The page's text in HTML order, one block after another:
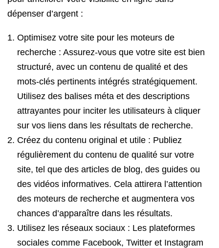
dépenser d’argent :
Optimisez votre site pour les moteurs de
recherche : Assurez-vous que votre site est bien
structuré, avec un contenu de qualité et des
mots-clés pertinents intégrés stratégiquement.
Utilisez des balises méta et des descriptions
attrayantes pour inciter les utilisateurs à cliquer
sur vos liens dans les résultats de recherche.
Créez du contenu original et utile : Publiez
régulièrement du contenu de qualité sur votre
site, tel que des articles de blog, des guides ou
des vidéos informatives. Cela attirera l’attention
des moteurs de recherche et augmentera vos
chances d’apparaître dans les résultats.
Utilisez les réseaux sociaux : Les plateformes
sociales comme Facebook, Twitter et Instagram